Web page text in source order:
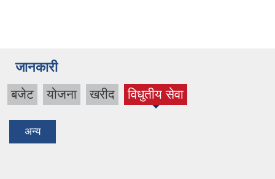
जानकारी
बजेट योजना खरीद विधुतीय सेवा
(active
अन्य